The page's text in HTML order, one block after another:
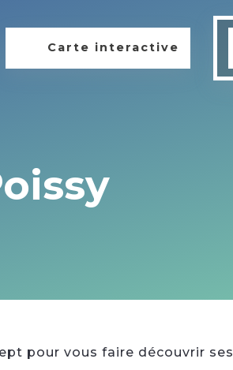
Carte interactive
pour vous faire découvrir ses